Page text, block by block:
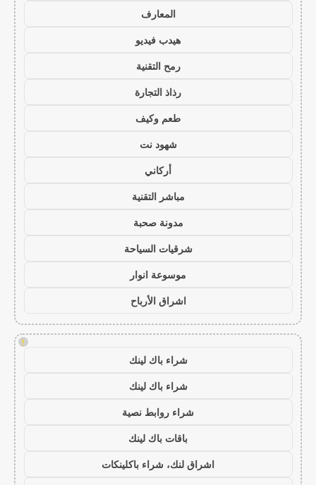
المعارف
هيدب فيديو
رمح التقنية
رذاذ التجارة
طعم وكيف
شهود نت
أركاني
مباشر التقنية
مدونة صحبة
شرقيات السياحة
موسوعة انوار
اشراق الأرباح
!
شراء باك لينك
شراء باك لينك
شراء روابط نصية
باقات باك لينك
اشراق لنك، شراء باكلينكات